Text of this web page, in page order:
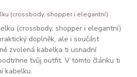
(crossbody, shopper i elegantní)
(crossbody, shopper i elegantní)
doplněk, ale i součást
zvolená kabelka ti usnadní
tvůj outfit. V tomto článku ti
kabelku.